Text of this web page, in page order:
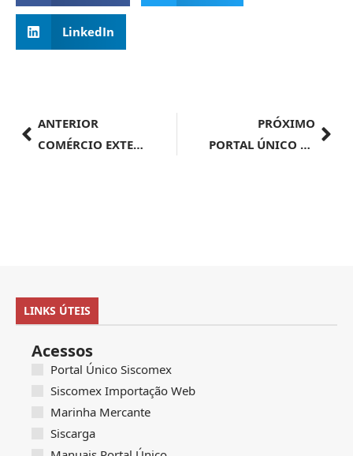
LinkedIn
ANTERIOR
COMÉRCIO EXTERIOR | Mapa atinge marca histórica com 200 novos mercados para o agro brasileiro em 20 meses
PRÓXIMO
PORTAL ÚNICO DE COMÉRCIO EXTERIOR | Brasil e China buscam integração de sistemas para facilitar comércio bilateral
LINKS ÚTEIS
Acessos
Portal Único Siscomex
Siscomex Importação Web
Marinha Mercante
Siscarga